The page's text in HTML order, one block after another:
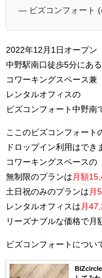
— ビズコンフォート
2022年12月1日オープン
中野駅南口徒歩5分にある
コワーキングスペース兼
レンタルオフィスの
ビズコンフォート中野南
ここのビズコンフォート
ドロップイン利用はでき
コワーキングスペースの
無制限のプランは 月額
土日祝のみのプランは 月
レンタルオフィスは 月
リーズナブルな価格で月
ビズコンフォートについ